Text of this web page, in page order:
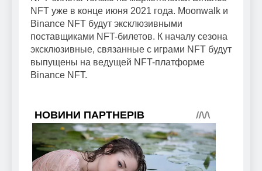
NFT уже в конце июня 2021 года. Moonwalk и
Binance NFT будут эксклюзивными
поставщиками NFT-билетов. К началу сезона
эксклюзивные, связанные с играми NFT будут
выпущены на ведущей NFT-платформе
Binance NFT.